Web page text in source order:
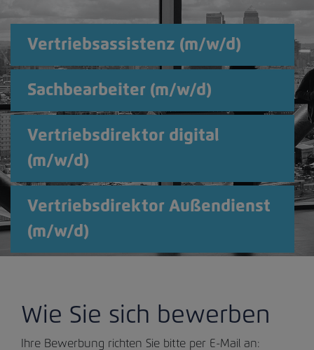
Vertriebsassistenz (m/w/d)
Sachbearbeiter (m/w/d)
Vertriebsdirektor digital
(m/w/d)
Vertriebsdirektor Außendienst
(m/w/d)
Wie Sie sich bewerben
Ihre Bewerbung richten Sie bitte per E-Mail an: